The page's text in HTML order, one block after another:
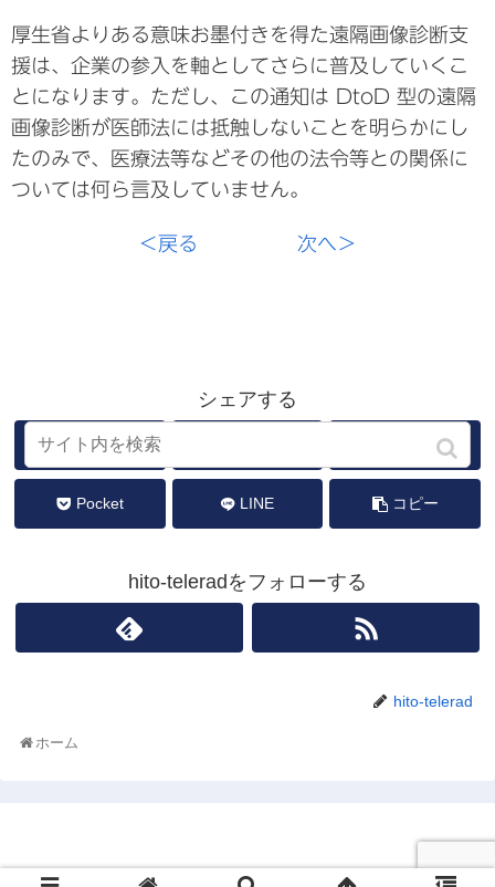
厚生省よりある意味お墨付きを得た遠隔画像診断支
援は、企業の参入を軸としてさらに普及していくこ
とになります。ただし、この通知は DtoD 型の遠隔
画像診断が医師法には抵触しないことを明らかにし
たのみで、医療法等などその他の法令等との関係に
ついては何ら言及していません。
＜戻る 次へ＞
シェアする
Twitter はてブ
Pocket LINE コピー
hito-teleradをフォローする
hito-telerad
ホーム
テレラジワーク Teleradiology.work